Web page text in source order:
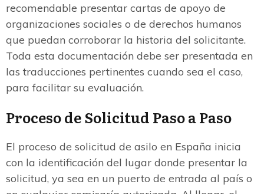
recomendable presentar cartas de apoyo de
organizaciones sociales o de derechos humanos
que puedan corroborar la historia del solicitante.
Toda esta documentación debe ser presentada en
las traducciones pertinentes cuando sea el caso,
para facilitar su evaluación.
Proceso de Solicitud Paso a Paso
El proceso de solicitud de asilo en España inicia
con la identificación del lugar donde presentar la
solicitud, ya sea en un puerto de entrada al país o